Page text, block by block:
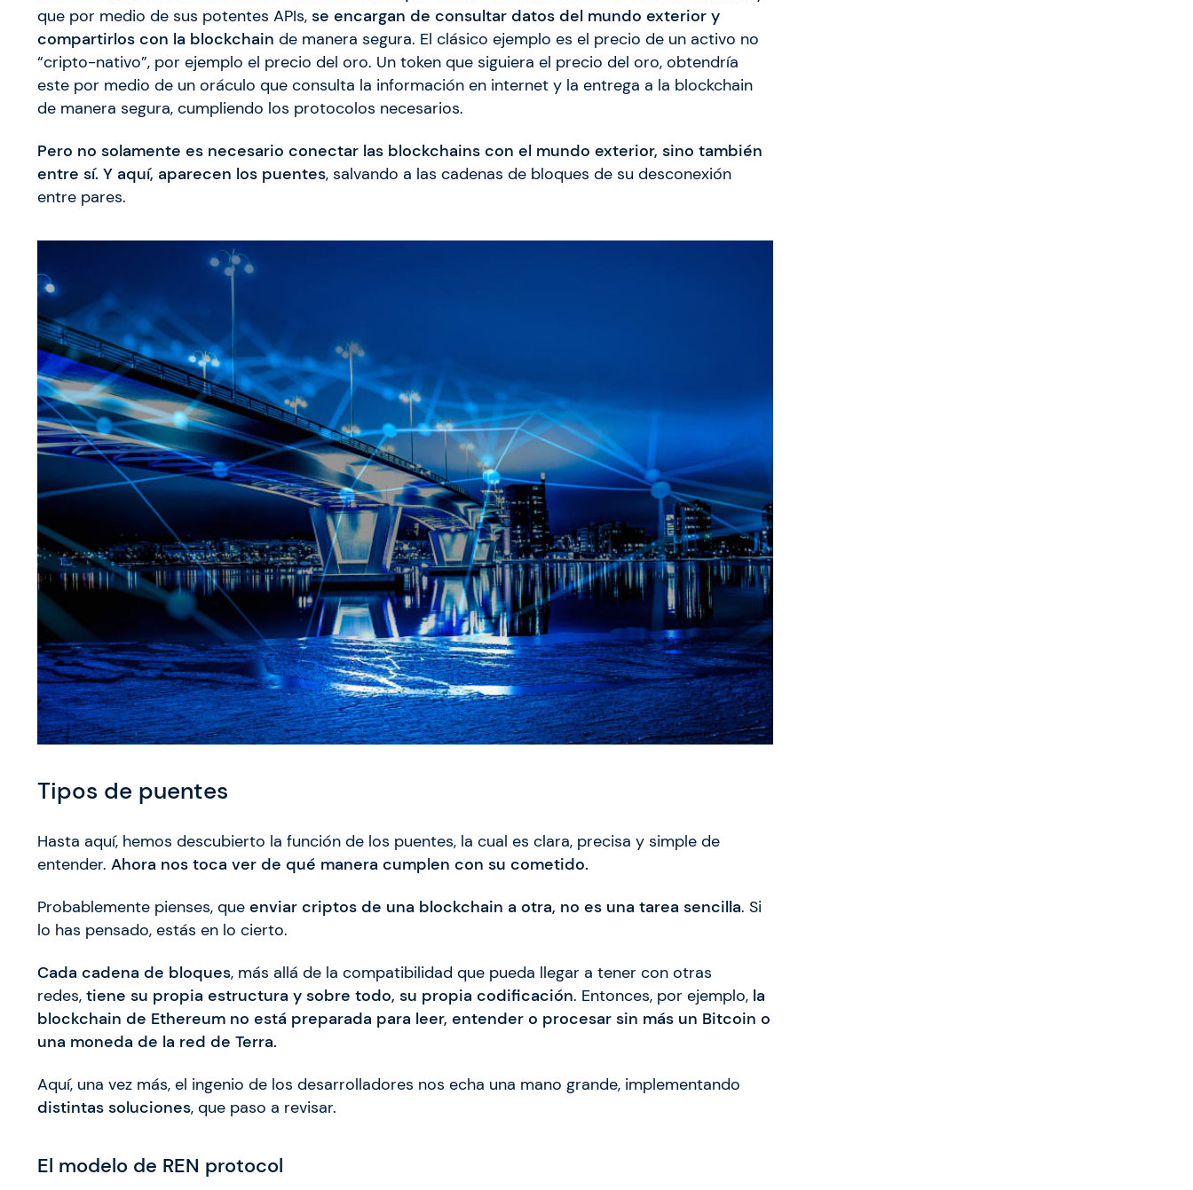
que por medio de sus potentes APIs, se encargan de consultar datos del mundo exterior y
compartirlos con la blockchain de manera segura. El clásico ejemplo es el precio de un activo no
“cripto-nativo”, por ejemplo el precio del oro. Un token que siguiera el precio del oro, obtendría
este por medio de un oráculo que consulta la información en internet y la entrega a la blockchain
de manera segura, cumpliendo los protocolos necesarios.
Pero no solamente es necesario conectar las blockchains con el mundo exterior, sino también
entre sí. Y aquí, aparecen los puentes, salvando a las cadenas de bloques de su desconexión
entre pares.
Tipos de puentes
Hasta aquí, hemos descubierto la función de los puentes, la cual es clara, precisa y simple de
entender. Ahora nos toca ver de qué manera cumplen con su cometido.
Probablemente pienses, que enviar criptos de una blockchain a otra, no es una tarea sencilla. Si
lo has pensado, estás en lo cierto.
Cada cadena de bloques, más allá de la compatibilidad que pueda llegar a tener con otras
redes, tiene su propia estructura y sobre todo, su propia codificación. Entonces, por ejemplo, la
blockchain de Ethereum no está preparada para leer, entender o procesar sin más un Bitcoin o
una moneda de la red de Terra.
Aquí, una vez más, el ingenio de los desarrolladores nos echa una mano grande, implementando
distintas soluciones, que paso a revisar.
El modelo de REN protocol